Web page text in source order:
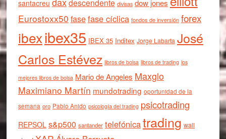
santacreu
descendente divisas dow jones
Eurostoxx50 fasefase cíclica fondos de inversión forex
ibexibex35 IBEX 35 Inditex Jorge Labarta José
Carlos Estévez libros de bolsa libros de trading los
mejores libros de bolsa Mario de Angeles Maxglo
Maximiano Martín mundotrading oportunidad de la
semana oro Pablo Anido psicología del trading psicotrading
REPSOL s&p500 santander telefónicatrading wall